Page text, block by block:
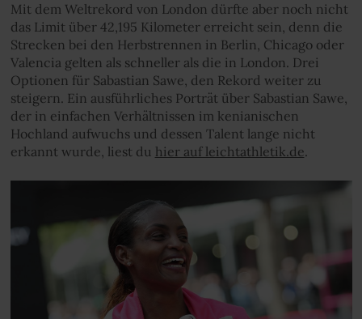
Mit dem Weltrekord von London dürfte aber noch nicht
das Limit über 42,195 Kilometer erreicht sein, denn die
Strecken bei den Herbstrennen in Berlin, Chicago oder
Valencia gelten als schneller als die in London. Drei
Optionen für Sabastian Sawe, den Rekord weiter zu
steigern. Ein ausführliches Porträt über Sabastian Sawe,
der in einfachen Verhältnissen im kenianischen
Hochland aufwuchs und dessen Talent lange nicht
erkannt wurde, liest du hier auf leichtathletik.de.